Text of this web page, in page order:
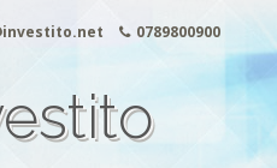
0789800900